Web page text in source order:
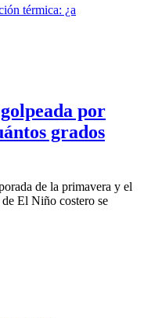
por
grados
de la primavera y el
El Niño costero se